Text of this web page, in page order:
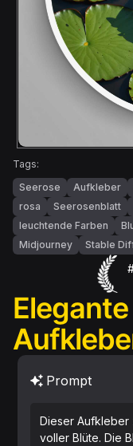
Tags:
Seerose
Aufkleber
rosa
Seerosenblatt
leuchtende Farben
Midjourney
Stable
Prompt
Dieser
voller Blüte. Die